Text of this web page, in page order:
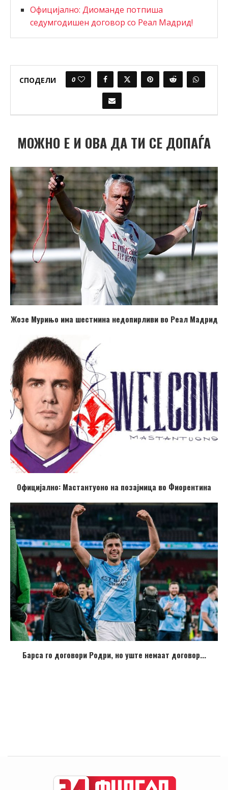
Официјално: Диоманде потпиша
седумгодишен договор со Реал Мадрид!
СПОДЕЛИ 0
МОЖНО Е И ОВА ДА ТИ СЕ ДОПАЃА
Жозе Мурињо има шестмина недопирливи во Реал Мадрид
Официјално: Мастантуоно на позајмица во Фиорентина
Барса го договори Родри, но уште немаат договор...